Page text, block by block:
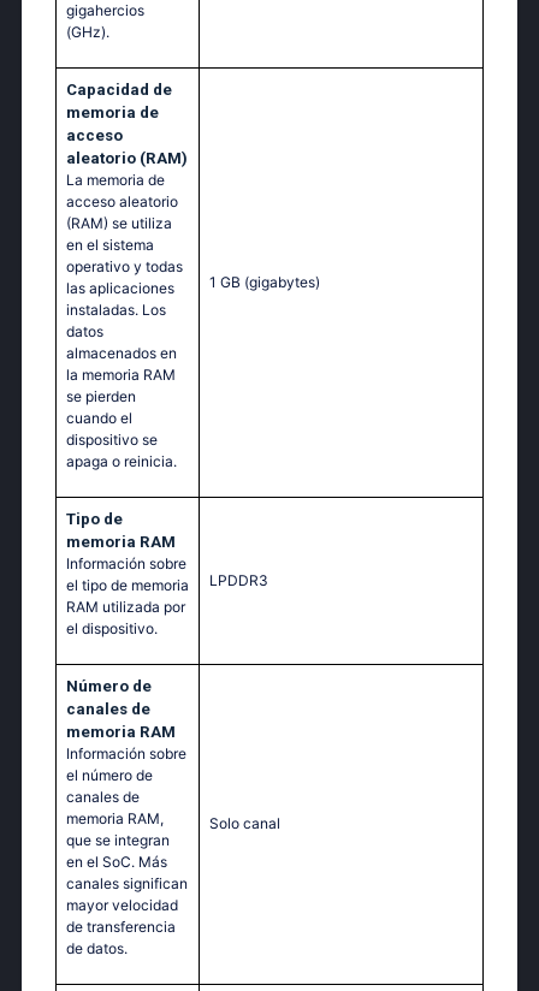
gigahercios
(GHz).
Capacidad de
memoria de
acceso
aleatorio (RAM)
La memoria de
acceso aleatorio
(RAM) se utiliza
en el sistema
operativo y todas
las aplicaciones
instaladas. Los
datos
almacenados en
la memoria RAM
se pierden
cuando el
dispositivo se
apaga o reinicia.
1 GB (gigabytes)
Tipo de
memoria RAM
Información sobre
el tipo de memoria
RAM utilizada por
el dispositivo.
LPDDR3
Número de
canales de
memoria RAM
Información sobre
el número de
canales de
memoria RAM,
que se integran
en el SoC. Más
canales significan
mayor velocidad
de transferencia
de datos.
Solo canal